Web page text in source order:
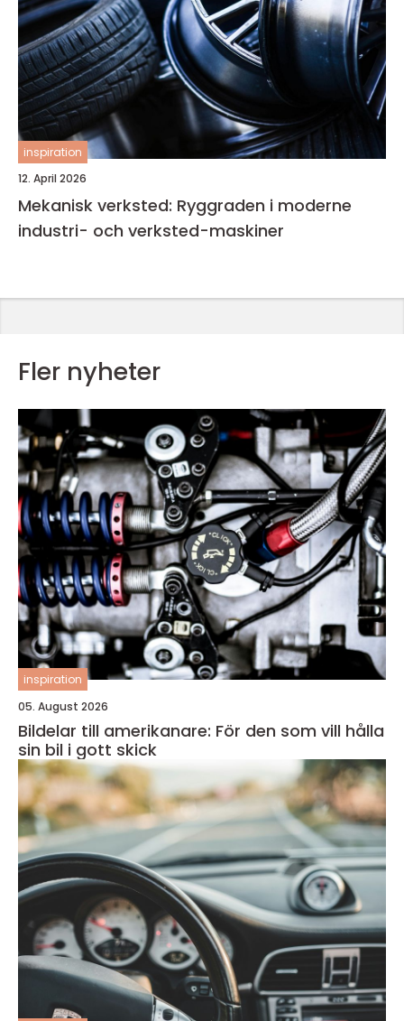
inspiration
12. April 2026
Mekanisk verksted: Ryggraden i moderne
industri- och verksted-maskiner
Fler nyheter
inspiration
05. August 2026
Bildelar till amerikanare: För den som vill hålla
sin bil i gott skick